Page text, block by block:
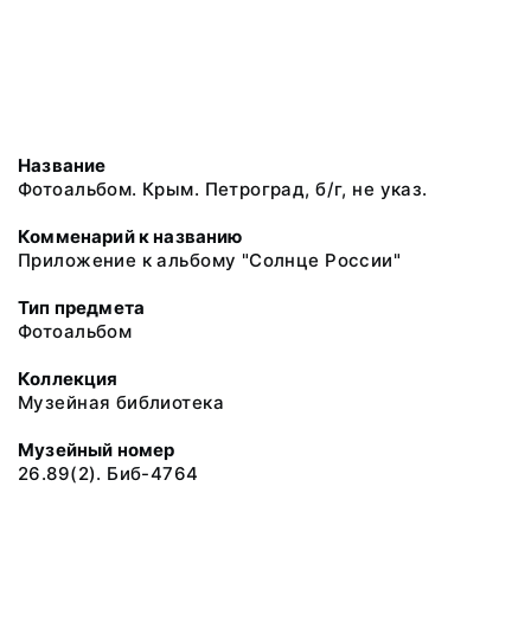
Название
Фотоальбом. Крым. Петроград, б/г, не указ.
Комменарий к названию
Приложение к альбому "Солнце России"
Тип предмета
Фотоальбом
Коллекция
Музейная библиотека
Музейный номер
26.89(2). Биб-4764